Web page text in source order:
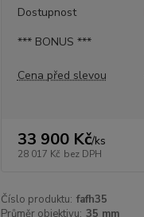
Dostupnost
*** BONUS ***
Cena před slevou
33 900 Kč/ks
28 017 Kč bez DPH
Číslo produktu: fafh35
Průměr objektivu: 35 mm